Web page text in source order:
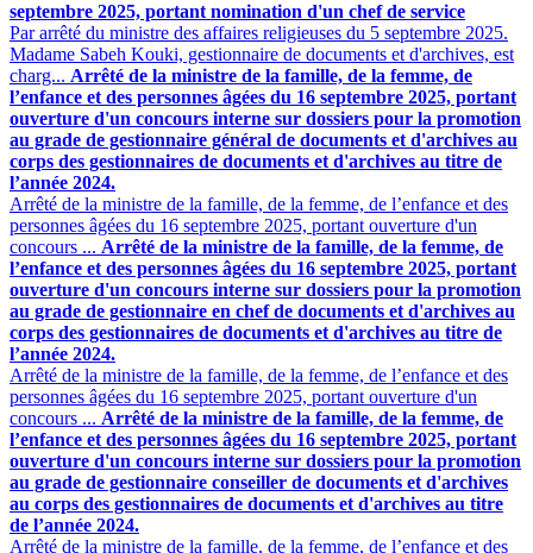
septembre 2025, portant nomination d'un chef de service
Par arrêté du ministre des affaires religieuses du 5 septembre 2025.
Madame Sabeh Kouki, gestionnaire de documents et d'archives, est
charg... Arrêté de la ministre de la famille, de la femme, de
l’enfance et des personnes âgées du 16 septembre 2025, portant
ouverture d'un concours interne sur dossiers pour la promotion
au grade de gestionnaire général de documents et d'archives au
corps des gestionnaires de documents et d'archives au titre de
l’année 2024.
Arrêté de la ministre de la famille, de la femme, de l’enfance et des
personnes âgées du 16 septembre 2025, portant ouverture d'un
concours ... Arrêté de la ministre de la famille, de la femme, de
l’enfance et des personnes âgées du 16 septembre 2025, portant
ouverture d'un concours interne sur dossiers pour la promotion
au grade de gestionnaire en chef de documents et d'archives au
corps des gestionnaires de documents et d'archives au titre de
l’année 2024.
Arrêté de la ministre de la famille, de la femme, de l’enfance et des
personnes âgées du 16 septembre 2025, portant ouverture d'un
concours ... Arrêté de la ministre de la famille, de la femme, de
l’enfance et des personnes âgées du 16 septembre 2025, portant
ouverture d'un concours interne sur dossiers pour la promotion
au grade de gestionnaire conseiller de documents et d'archives
au corps des gestionnaires de documents et d'archives au titre
de l’année 2024.
Arrêté de la ministre de la famille, de la femme, de l’enfance et des